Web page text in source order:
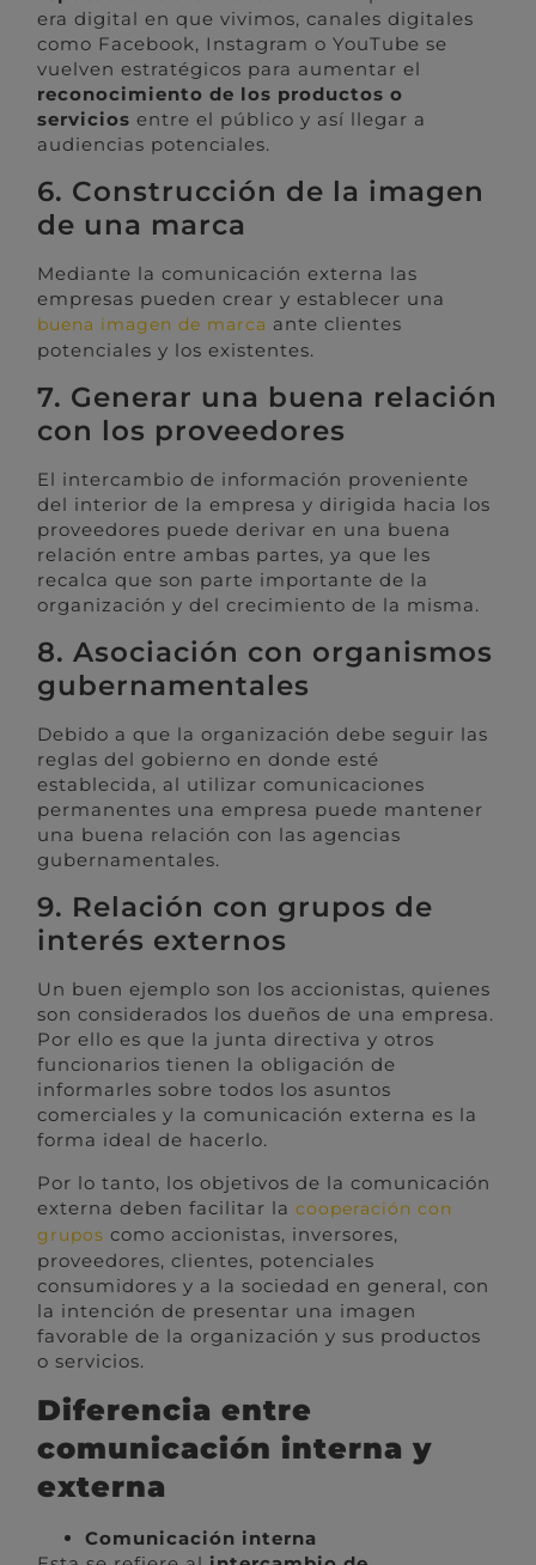
era digital en que vivimos, canales digitales
como Facebook, Instagram o YouTube se
vuelven estratégicos para aumentar el
reconocimiento de los productos o
serviciosentre el público y así llegar a
audiencias potenciales.
6. Construcción de la imagen
de una marca
Mediante la comunicación externa las
empresas pueden crear y establecer una
buena imagen de marca ante clientes
potenciales y los existentes.
7. Generar una buena relación
con los proveedores
El intercambio de información proveniente
del interior de la empresa y dirigida hacia los
proveedores puede derivar en una buena
relación entre ambas partes, ya que les
recalca que son parte importante de la
organización y del crecimiento de la misma.
8. Asociación con organismos
gubernamentales
Debido a que la organización debe seguir las
reglas del gobierno en donde esté
establecida, al utilizar comunicaciones
permanentes una empresa puede mantener
una buena relación con las agencias
gubernamentales.
9. Relación con grupos de
interés externos
Un buen ejemplo son los accionistas, quienes
son considerados los dueños de una empresa.
Por ello es que la junta directiva y otros
funcionarios tienen la obligación de
informarles sobre todos los asuntos
comerciales y la comunicación externa es la
forma ideal de hacerlo.
Por lo tanto, los objetivos de la comunicación
externa deben facilitar lacooperación con
grupos como accionistas, inversores,
proveedores, clientes, potenciales
consumidores y a la sociedad en general, con
la intención de presentar una imagen
favorable de la organización y sus productos
o servicios.
Diferencia entre
comunicación interna y
externa
Comunicación interna